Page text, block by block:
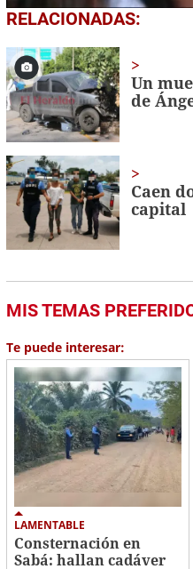
0
seconds
1
minute,
32
secondsVolume
0%
RELACIONADAS:
Un
de
Caen
capital
MIS TEMAS
Te puede interesar:
LAMENTABLE
Consternación en
Sabá: hallan cadáver